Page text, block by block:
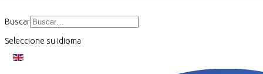
Buscar
Seleccione su idioma